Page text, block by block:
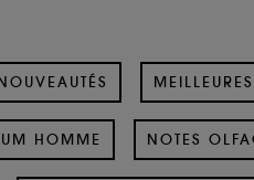
HOMME NOTES